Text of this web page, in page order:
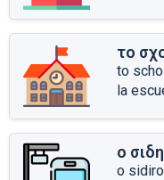
το
to
la
ο
o